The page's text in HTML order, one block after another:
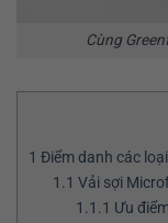
Cùng
1 Điểm danh các
1.1 Vải sợi
1.1.1 Ưu